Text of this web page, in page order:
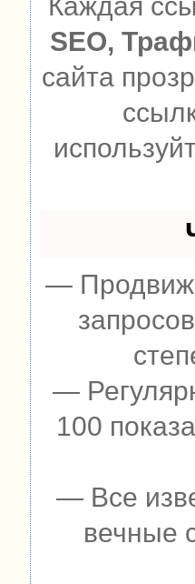
SEO,
сайта
—
—
100
— Все
вечные